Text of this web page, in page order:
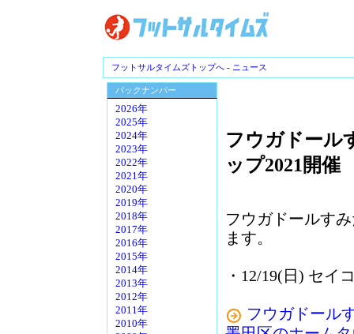
フットサルタイムズトップへ - ニュース
バックナンバー
2026年
2025年
2024年
2023年
2022年
2021年
2020年
2019年
2018年
2017年
2016年
2015年
2014年
2013年
2012年
2011年
2010年
フウガドール
ップ2021開催
フウガドールす
ます。
・12/19(日) セイ
フウガドール